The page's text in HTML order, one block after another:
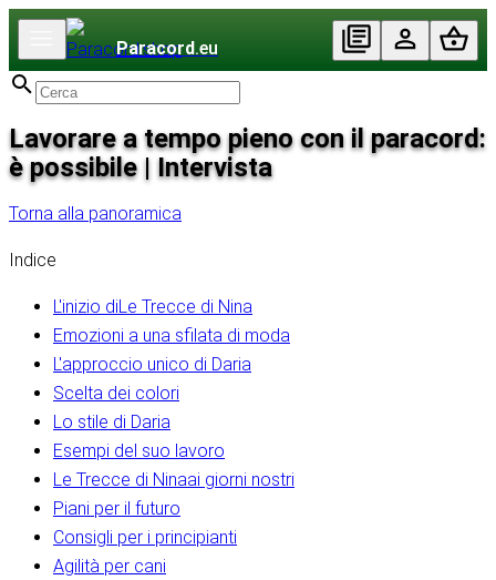
Paracord.eu
Lavorare a tempo pieno con il paracord:
è possibile | Intervista
Torna alla panoramica
Indice
L'inizio diLe Trecce di Nina
Emozioni a una sfilata di moda
L'approccio unico di Daria
Scelta dei colori
Lo stile di Daria
Esempi del suo lavoro
Le Trecce di Ninaai giorni nostri
Piani per il futuro
Consigli per i principianti
Agilità per cani